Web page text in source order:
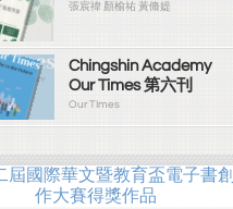
張宸禕 顏榆祐 黃脩媞
Chingshin Academy
Our Times 第六刊
Our TImes
屆國際華文暨教育盃電子書創
作大賽得獎作品